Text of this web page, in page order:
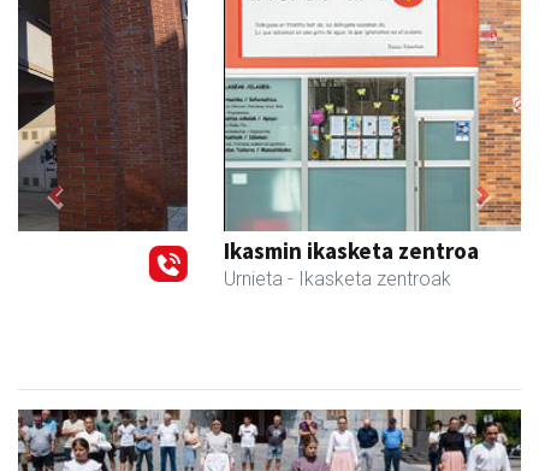
Ikasmin ikasketa zentroa
- Ikasketa zentroak
Previous Next